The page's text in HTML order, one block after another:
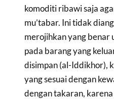
komoditi ribawi saja
mu’tabar. Ini tidak
merojihkan yang benar
pada barang yang
disimpan (al-Iddikhor),
yang sesuai dengan
dengan takaran,